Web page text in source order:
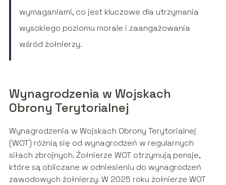
wymaganiami, co jest kluczowe dla utrzymania
wysokiego poziomu morale i zaangażowania
wśród żołnierzy.
Wynagrodzenia w Wojskach
Obrony Terytorialnej
Wynagrodzenia w Wojskach Obrony Terytorialnej
(WOT) różnią się od wynagrodzeń w regularnych
siłach zbrojnych. Żołnierze WOT otrzymują pensje,
które są obliczane w odniesieniu do wynagrodzeń
zawodowych żołnierzy. W 2025 roku żołnierze WOT